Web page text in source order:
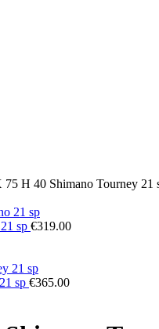
H 40 Shimano Tourney 21
sp €319.00
sp €365.00